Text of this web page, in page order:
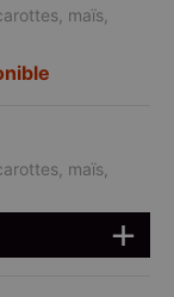
maïs,
maïs,